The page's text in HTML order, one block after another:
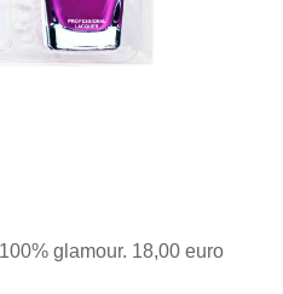
glamour. 18,00 euro